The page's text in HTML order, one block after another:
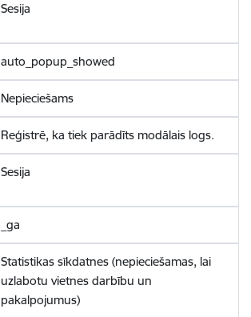
Sesija
auto_popup_showed
Nepieciešams
Reģistrē, ka tiek parādīts modālais logs.
Sesija
_ga
Statistikas sīkdatnes (nepieciešamas, lai
uzlabotu vietnes darbību un
pakalpojumus)